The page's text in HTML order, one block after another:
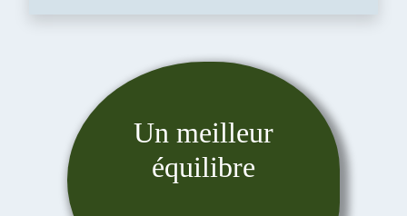
Un meilleur
équilibre